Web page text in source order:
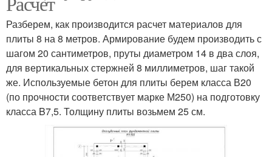
Разберем, как производится расчет материалов для
плиты 8 на 8 метров. Армирование будем производить с
шагом 20 сантиметров, пруты диаметром 14 в два слоя,
для вертикальных стержней 8 миллиметров, шаг такой
же. Используемые бетон для плиты берем класса В20
(по прочности соответствует марке М250) на подготовку
класса B7,5. Толщину плиты возьмем 25 см.